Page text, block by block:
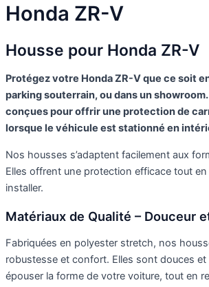
Honda ZR-V
Housse pour Honda ZR-V
Protégez votre Honda ZR-V que ce soit
parking souterrain, ou dans un
conçues pour offrir une protection de
lorsque le véhicule est stationné en
Nos housses s’adaptent facilement aux
Elles offrent une protection efficace tout
installer.
Matériaux de Qualité – Douceur
Fabriquées en polyester stretch, nos
robustesse et confort. Elles sont douces
épouser la forme de votre voiture, tout en